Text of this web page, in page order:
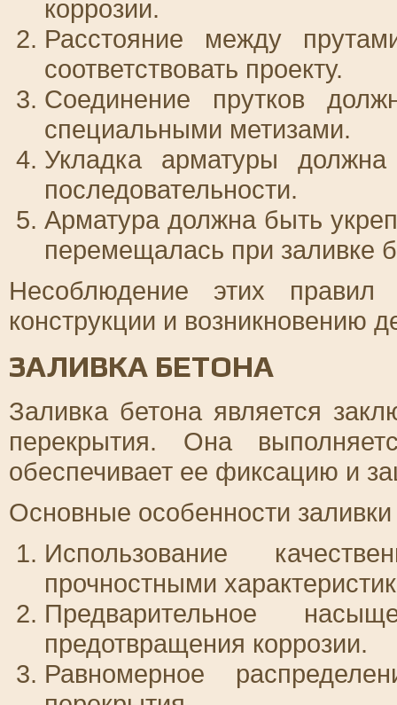
коррозии.
Расстояние между
соответствовать проекту.
Соединение прутков
специальными метизами.
Укладка арматуры
последовательности.
Арматура должна быть
перемещалась при заливке
Несоблюдение этих
конструкции и возникновению
ЗАЛИВКА БЕТОНА
Заливка бетона является
перекрытия. Она
обеспечивает ее фиксацию и
Основные особенности
Использование
прочностными
Предварительное
предотвращения коррозии.
Равномерное